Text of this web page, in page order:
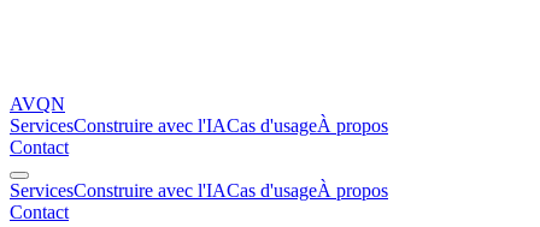
AVQN
ServicesConstruire avec l'IACas d'usageÀ propos
Contact
ServicesConstruire avec l'IACas d'usageÀ propos
Contact